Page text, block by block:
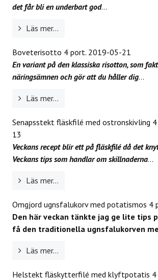
det får bli en underbart god...
Läs mer...
Boveterisotto 4 port. 2019-05-21
En variant på den klassiska risotton, som
näringsämnen och gör att du håller dig...
Läs mer...
Senapsstekt fläskfilé med ostronskivling
13
Veckans recept blir ett på fläskfilé då det
Veckans tips som handlar om skillnaderna...
Läs mer...
Omgjord ugnsfalukorv med potatismos 4
Den här veckan tänkte jag ge lite tips
få den traditionella ugnsfalukorven
Läs mer...
Helstekt fläskytterfilé med klyftpotatis 4